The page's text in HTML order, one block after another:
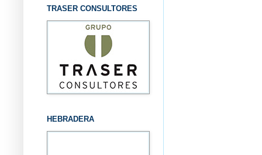
TRASER CONSULTORES
HEBRADERA